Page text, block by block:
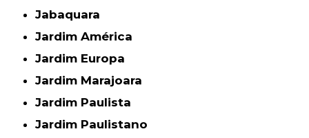
Jabaquara
Jardim América
Jardim Europa
Jardim Marajoara
Jardim Paulista
Jardim Paulistano